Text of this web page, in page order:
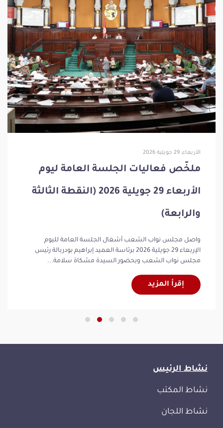
الأربعاء, 29 جويلية 2026
ملخّص فعاليات الجلسة العامة ليوم
الأربعاء 29 جويلية 2026 (النقطة الثالثة
والرابعة)
واصل مجلس نواب الشعب أشغال الجلسة العامة لليوم
الإربعاء 29 جويلية 2026 برئاسة العميد إبراهيم بودربالة رئيس
مجلس نواب الشعب وبحضور السيدة مشكاة سلامة...
إقرأ المزيد
نشاط الرئيس
نشاط المكتب
نشاط اللجان